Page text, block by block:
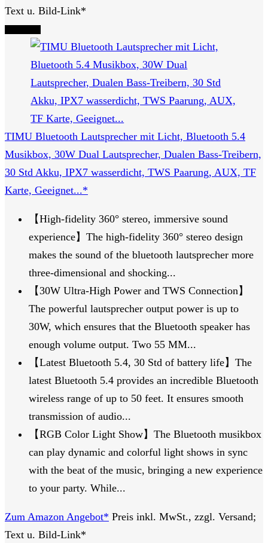
Text u. Bild-Link*
TIMU Bluetooth Lautsprecher mit Licht, Bluetooth 5.4
Musikbox, 30W Dual Lautsprecher, Dualen Bass-Treibern,
30 Std Akku, IPX7 wasserdicht, TWS Paarung, AUX, TF
Karte, Geeignet...*
【High-fidelity 360° stereo, immersive sound
experience】The high-fidelity 360° stereo design
makes the sound of the bluetooth lautsprecher more
three-dimensional and shocking...
【30W Ultra-High Power and TWS Connection】
The powerful lautsprecher output power is up to
30W, which ensures that the Bluetooth speaker has
enough volume output. Two 55 MM...
【Latest Bluetooth 5.4, 30 Std of battery life】The
latest Bluetooth 5.4 provides an incredible Bluetooth
wireless range of up to 50 feet. It ensures smooth
transmission of audio...
【RGB Color Light Show】The Bluetooth musikbox
can play dynamic and colorful light shows in sync
with the beat of the music, bringing a new experience
to your party. While...
Zum Amazon Angebot* Preis inkl. MwSt., zzgl. Versand;
Text u. Bild-Link*